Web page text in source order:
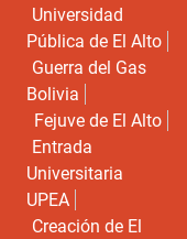
Universidad
Pública de El Alto
Guerra del Gas
Bolivia
Fejuve de El Alto
Entrada
Universitaria
UPEA
Creación de El